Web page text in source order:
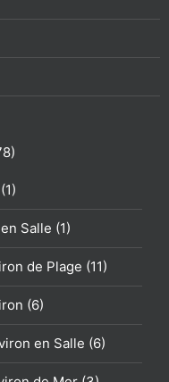
Salle (1)
de Plage (11)
(6)
en Salle (6)